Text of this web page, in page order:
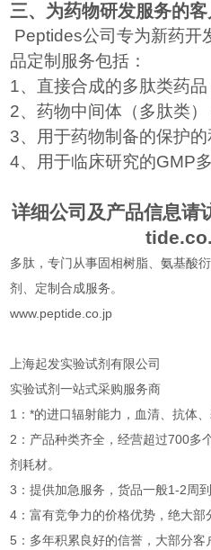
三、为药物研发服务的客
Peptides公司专为新药开
品定制服务包括：
1、直接合成的多肽类药品
2、药物中间体（多肽类）
3、用于药物制备的保护的
4、用于临床研究的GMP
详细公司及产品信息请
多肽，专门从事固相树脂、氨基酸
剂、定制合成服务。
www.peptide.co.jp
上海起发实验试剂有限公司
实验试剂一站式采购服务商
1：*的进口辐射能力，血清、抗体
2：产品种类齐全，经营超过700多
剂耗材。
3：提供加急服务，货品一般1-2周到
4：富有竞争力的价格优势，绝大部
5：多年积累良好的信誉，大部分